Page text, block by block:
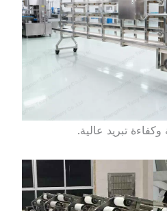
تبريد عالية.